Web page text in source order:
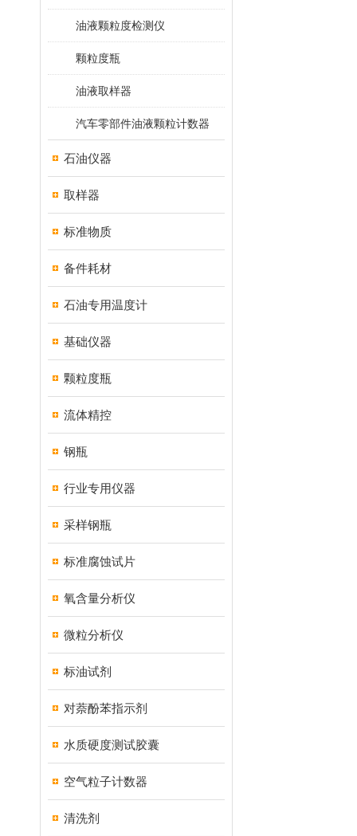
油液颗粒度检测仪
颗粒度瓶
油液取样器
汽车零部件油液颗粒计数器
石油仪器
取样器
标准物质
备件耗材
石油专用温度计
基础仪器
颗粒度瓶
流体精控
钢瓶
行业专用仪器
采样钢瓶
标准腐蚀试片
氧含量分析仪
微粒分析仪
标油试剂
对萘酚苯指示剂
水质硬度测试胶囊
空气粒子计数器
清洗剂